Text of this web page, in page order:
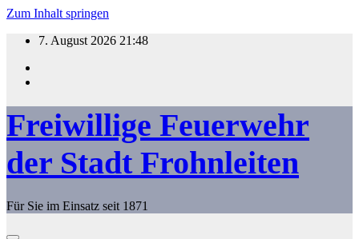
Zum Inhalt springen
7. August 2026 21:48
Freiwillige Feuerwehr
der Stadt Frohnleiten
Für Sie im Einsatz seit 1871